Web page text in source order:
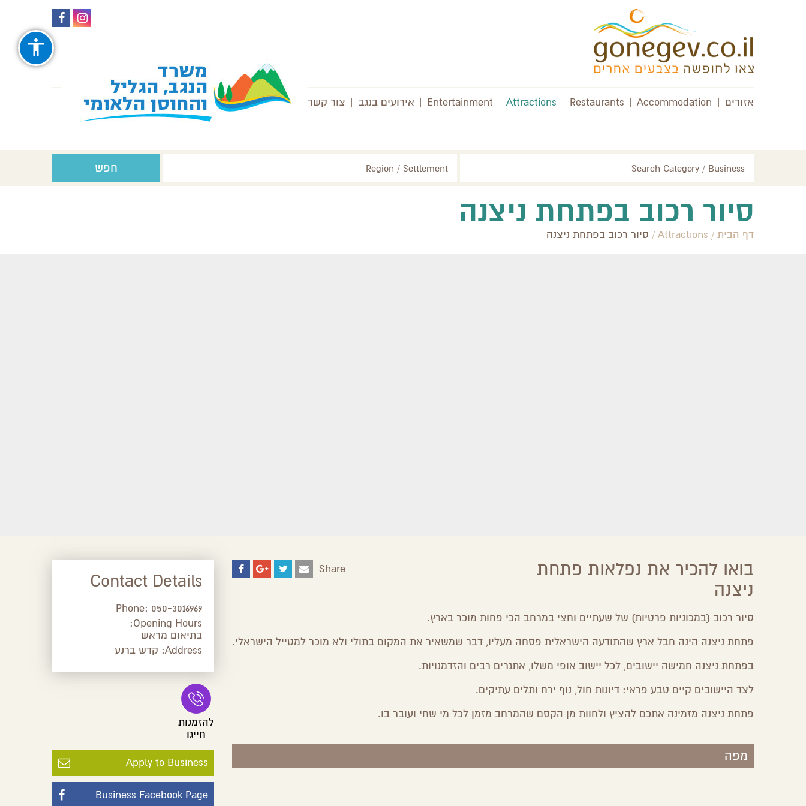
עקבו
אחרינו
ב-
Facebook
עקבו
Instagram
אזורים |
Accommodation
|
Restaurants
|
Attractions
|
Entertainment
| אירועים בנגב | צור קשר
Search Category / Business
Region / Settlement חפש
סיור רכוב בפתחת ניצנה
דף הבית /
Attractions
/ סיור רכוב בפתחת ניצנה
Contact Details
Phone: 050-3016969
Opening Hours:
בתיאום מראש
Address: קדש ברנע
להזמנות
חייגו
Apply to Business
Business Facebook Page
בואו להכיר את נפלאות פתחת
ניצנה
Share
Share
Share
Share
Share
סיור רכוב (במכוניות פרטיות) של שעתיים וחצי במרחב הכי פחות מוכר בארץ.
פתחת ניצנה הינה חבל ארץ שהתודעה הישראלית פסחה מעליו, דבר שמשאיר את המקום בתולי ולא מוכר למטייל הישראלי.
בפתחת ניצנה חמישה יישובים, לכל יישוב אופי משלו, אתגרים רבים והזדמנויות.
לצד היישובים קיים טבע פראי: דיונות חול, נוף ירח ותלים עתיקים.
פתחת ניצנה מזמינה אתכם להציץ ולחוות מן הקסם שהמרחב מזמן לכל מי שחי ועובר בו.
מפה